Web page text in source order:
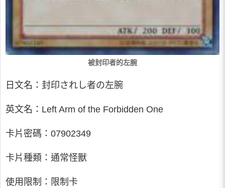
被封印者的左腕
日文名：封印されし者の左腕
英文名：Left Arm of the Forbidden One
卡片密碼：07902349
卡片種類：通常怪獸
使用限制：限制卡